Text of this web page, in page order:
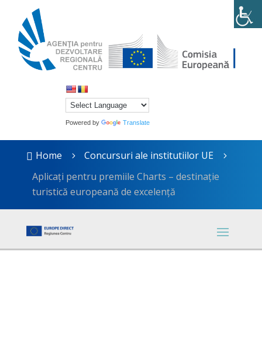
Powered by Translate
 Home 5 Concursuri ale institutiilor UE 5
Aplicați pentru premiile Charts – destinație
turistică europeană de excelență